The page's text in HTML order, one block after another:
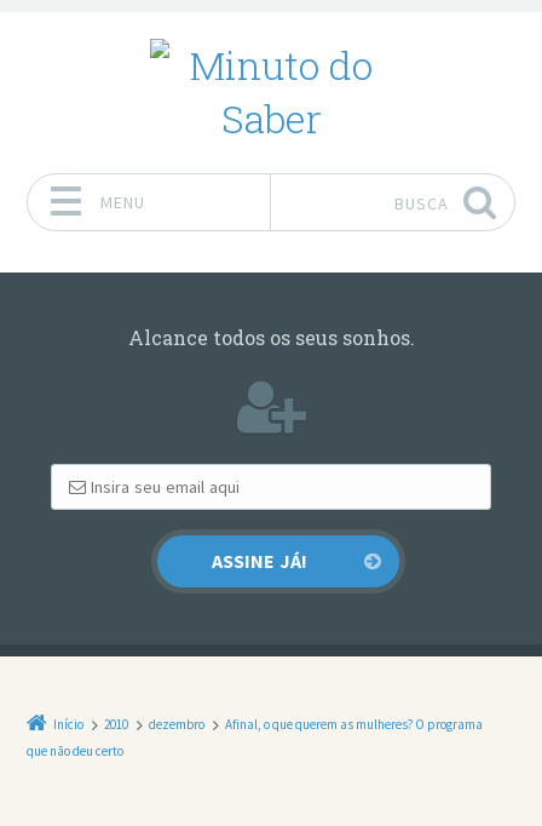
MENU BUSCA
Alcance todos os seus sonhos.
Início 2010 dezembro
Afinal, o que querem as mulheres? O programa
que não deu certo